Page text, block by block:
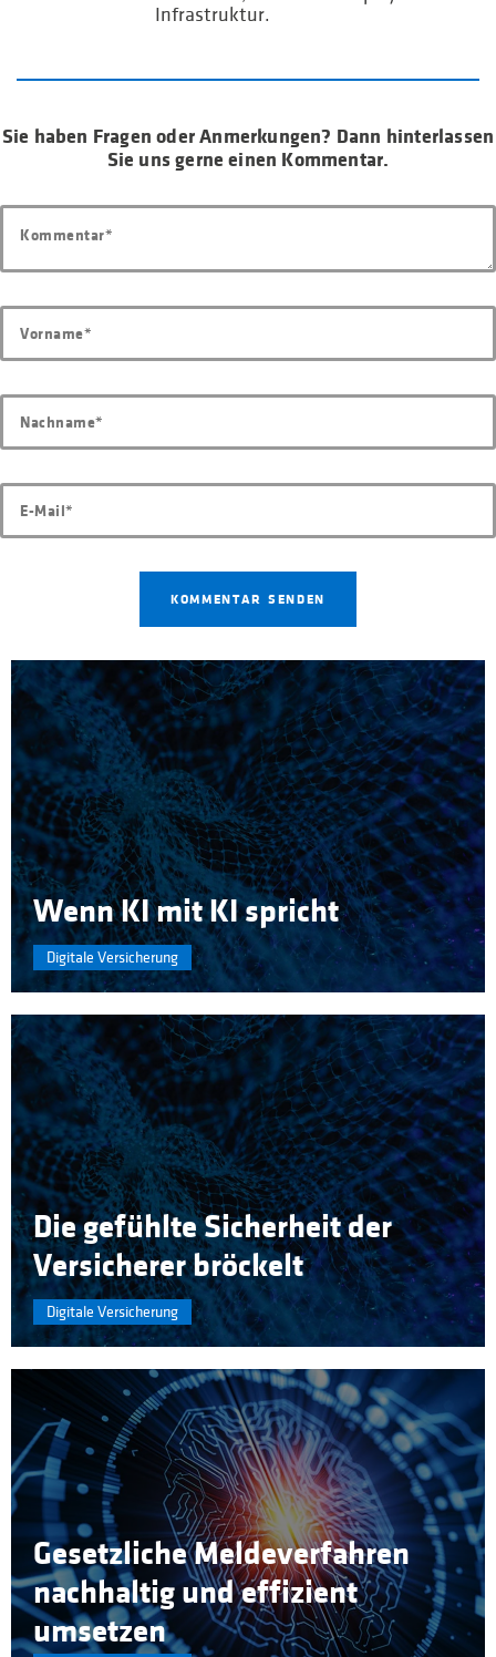
Infrastruktur.
Sie haben Fragen oder Anmerkungen? Dann hinterlassen
Sie uns gerne einen Kommentar.
Wenn KI mit KI spricht
Digitale Versicherung
Die gefühlte Sicherheit der
Versicherer bröckelt
Digitale Versicherung
Gesetzliche Meldeverfahren
nachhaltig und effizient
umsetzen